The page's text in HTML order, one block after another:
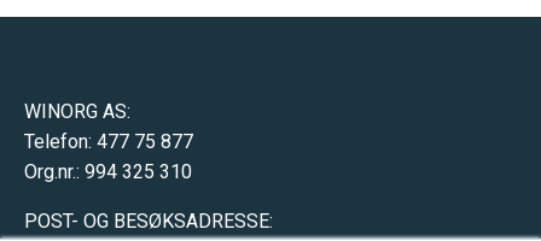
WINORG AS:
Telefon: 477 75 877
Org.nr.: 994 325 310
POST- OG BESØKSADRESSE: